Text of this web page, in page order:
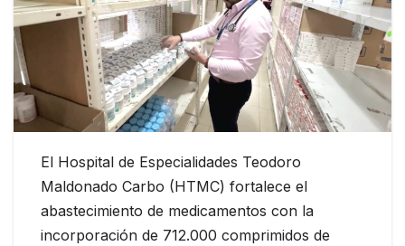
El Hospital de Especialidades Teodoro
Maldonado Carbo (HTMC) fortalece el
abastecimiento de medicamentos con la
incorporación de 712.000 comprimidos de